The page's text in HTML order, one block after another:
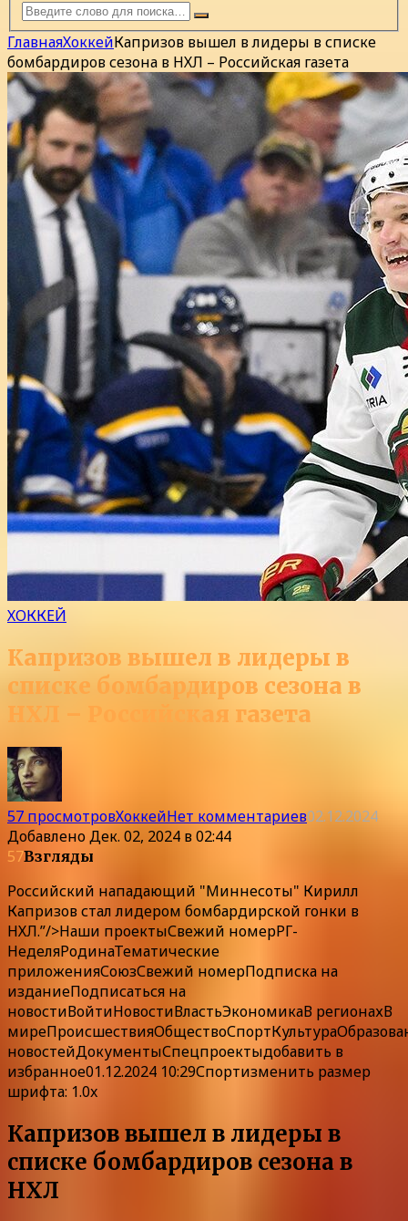
ГлавнаяХоккейКапризов вышел в лидеры в списке
бомбардиров сезона в НХЛ – Российская газета
ХОККЕЙ
Капризов вышел в лидеры в
списке бомбардиров сезона в
НХЛ – Российская газета
57 просмотровХоккейНет комментариев02.12.2024
ДобавленоДек. 02, 2024 в 02:44
57Взгляды
Российский нападающий "Миннесоты" Кирилл
Капризов стал лидером бомбардирской гонки в
НХЛ.”/>Наши проектыСвежий номерРГ-
НеделяРодинаТематические
приложенияСоюзСвежий номерПодписка на
изданиеПодписаться на
новостиВойтиНовостиВластьЭкономикаВ регионахВ
миреПроисшествияОбществоСпортКультура
новостейДокументыСпецпроектыдобавить в
избранное01.12.2024 10:29Спортизменить размер
шрифта: 1.0x
Капризов вышел в лидеры в
списке бомбардиров сезона в
НХЛ